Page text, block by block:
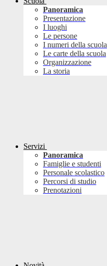
Panoramica
Presentazione
I luoghi
Le persone
I numeri della scuola
Le carte della scuola
Organizzazione
La storia
Servizi
Panoramica
Famiglie e studenti
Personale scolastico
Percorsi di studio
Prenotazioni